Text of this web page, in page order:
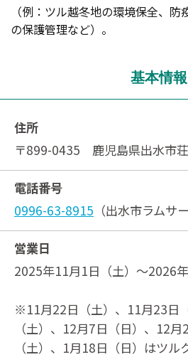
（例：ツル越冬地の環境保全、
の保護管理など）。
基本情報
住所
〒899-0435 鹿児島県出水市
電話番号
0996-63-8915 （出水市ラムサ
営業日
2025年11月1日（土）～2026年
※11月22日（土）、11月23日
（土）、12月7日（日）、12
（土）、1月18日（日）はツ